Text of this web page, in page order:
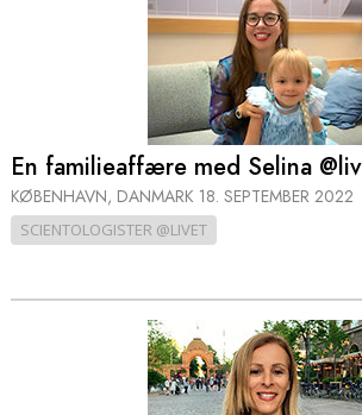
En familieaffære med Selina
KØBENHAVN, DANMARK 18. SEPTEMBER 2022
SCIENTOLOGISTER @LIVET